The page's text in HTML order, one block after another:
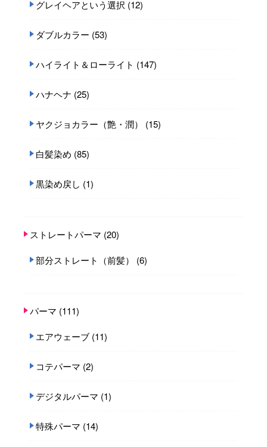
グレイヘアという選択 (12)
ダブルカラー (53)
ハイライト＆ローライト (147)
ハナヘナ (25)
ヤクジョカラー（艶・潤） (15)
白髪染め (85)
黒染め戻し (1)
ストレートパーマ (20)
部分ストレート（前髪） (6)
パーマ (111)
エアウェーブ (11)
コテパーマ (2)
デジタルパーマ (1)
特殊パーマ (14)